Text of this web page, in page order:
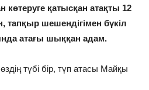
қатысқан атақты 12
тапқыр шешендігімен бүкіл
атағы шыққан адам.
түбі бір, түп атасы Майқы